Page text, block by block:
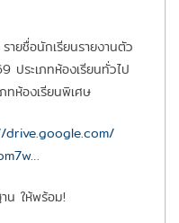
ายชื่อนักเรียนรายงานตัว
ระเภทห้องเรียนทั่วไป
ทห้องเรียนพิเศษ
drive.google.com/
น ให้พร้อม!